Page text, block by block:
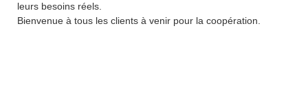
leurs besoins réels.
Bienvenue à tous les clients à venir pour la coopération.